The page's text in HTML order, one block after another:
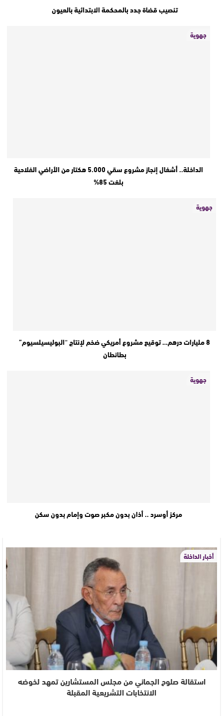
تنصيب قضاة جدد بالمحكمة الابتدائية بالعيون
جهوية
الداخلة.. أشغال إنجاز مشروع سقي 5.000 هكتار من الأراضي الفلاحية
بلغت 85%
جهوية
8 مليارات درهم… توقيع مشروع أمريكي ضخم لإنتاج “البوليسيلسيوم”
بطانطان
جهوية
مركز أوسرد .. أذان بدون مكبر صوت وإمام بدون سكن
أخبار الداخلة
استقالة صلوح الجماني من مجلس المستشارين تمهد لخوضه
الانتخابات التشريعية المقبلة